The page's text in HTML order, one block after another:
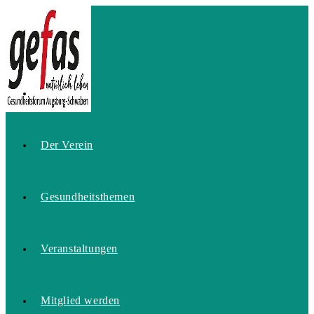
Inhalt
springen
Home
Der Verein
Gesundheitsthemen
Veranstaltungen
Mitglied werden